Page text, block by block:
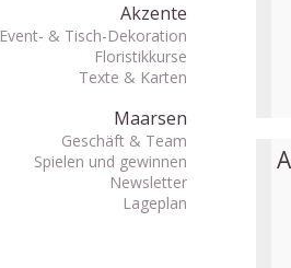
Akzente
Event- & Tisch-Dekoration
Floristikkurse
Texte & Karten
Maarsen
Geschäft & Team
Spielen und gewinnen
Newsletter
Lageplan